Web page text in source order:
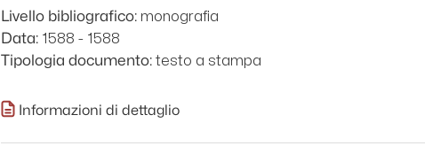
Livello bibliografico: monografia
Data: 1588 - 1588
Tipologia documento: testo a stampa
Informazioni di dettaglio